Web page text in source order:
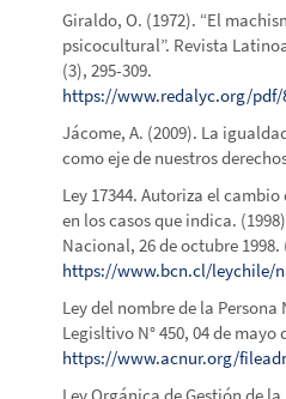
Giraldo, O. (1972). “El
psicocultural”. Revista
(3), 295-309.
https://www.redalyc.org/pdf/
Jácome, A. (2009). La
como eje de nuestros
Ley 17344. Autoriza el
en los casos que indica.
Nacional, 26 de octubre 1998.
https://www.bcn.cl/leychile/
Ley del nombre de la
Legisltivo N° 450, 04 de mayo
https://www.acnur.org/